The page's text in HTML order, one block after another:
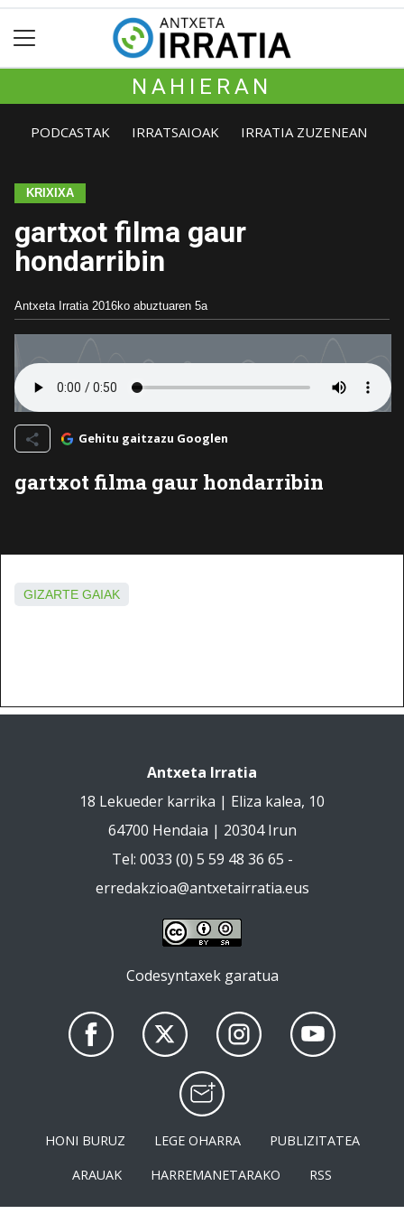
NAHIERAN
PODCASTAK IRRATSAIOAK IRRATIA ZUZENEAN
KRIXIXA
gartxot filma gaur
hondarribin
Antxeta Irratia 2016ko abuztuaren 5a
Gehitu gaitzazu Googlen
gartxot filma gaur hondarribin
GIZARTE GAIAK
Antxeta Irratia
18 Lekueder karrika | Eliza kalea, 10
64700 Hendaia | 20304 Irun
Tel: 0033 (0) 5 59 48 36 65 -
erredakzioa@antxetairratia.eus
Codesyntaxek garatua
HONI BURUZ LEGE OHARRA
PUBLIZITATEA
ARAUAK
HARREMANETARAKO RSS